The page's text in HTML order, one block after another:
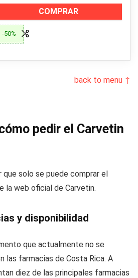
COMPRAR
-50%
back to menu ↑
pedir el Carvetin
que solo se puede comprar el
la web oficial de Carvetin.
y disponibilidad
que actualmente no se
las farmacias de Costa Rica. A
diez de las principales farmacias